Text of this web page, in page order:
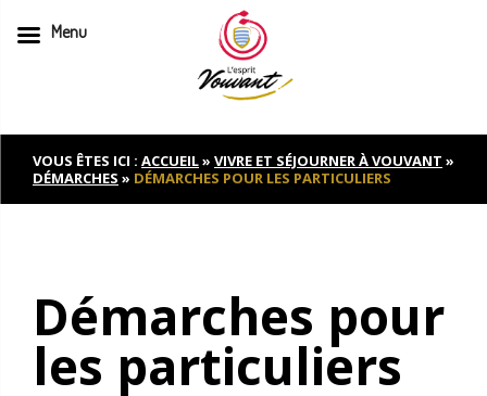
to
contentVOUS ÊTES ICI : ACCUEIL» VIVRE ET SÉJOURNER À VOUVANT »
DÉMARCHES » DÉMARCHES POUR LES PARTICULIERS
Démarches pour
les particuliers
Menu